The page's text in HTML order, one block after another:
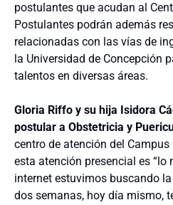
postulantes que acudan al
Postulantes podrán además
relacionadas con las vías de
la Universidad de Concepción
talentos en diversas áreas.
Gloria Riffo y su hija Isidora
postular a Obstetricia y
centro de atención del
esta atención presencial es “lo
internet estuvimos buscando
dos semanas, hoy día mismo,